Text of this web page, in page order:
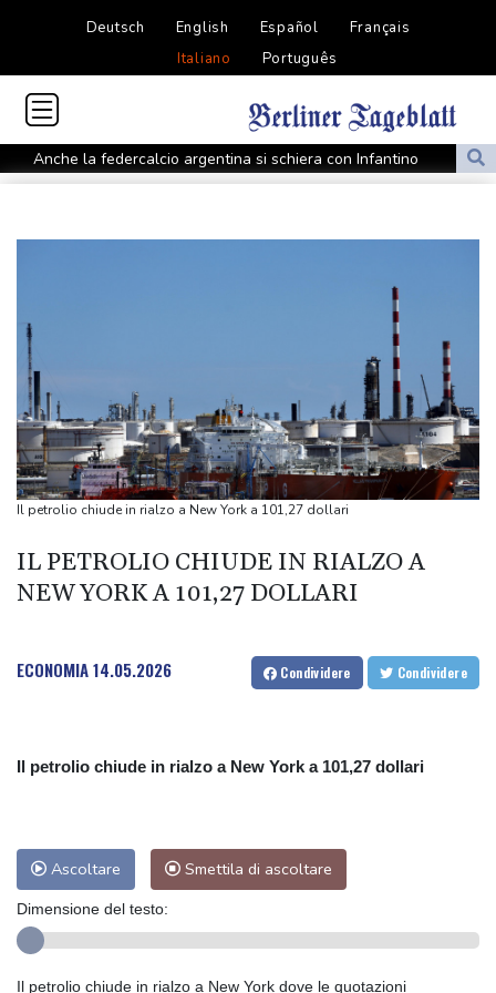
Deutsch English Español
Français
Italiano
Português
Anche la federcalcio argentina si schiera con Infantino
"La notte della tammorra" a Napoli rende omaggio a Roberto De
Porsche in pressing su Vw, 'servono decisioni veloci, in gioco il
L'Ue ricorda Marcinelle, 'l'8 agosto sia giornata per le vittime sul
lavoro'
L'Ue ricorda Marcinelle, 'l'8 agosto sia giornata per le vittime sul
lavoro'
Biennale, a Luca Guadagnino il premio Cartier Glory to the
La Federazione calcistica norvegese chiederà le dimissioni di
Infantino
Fao, prezzi alimentari +0,6% in un mese, impattano caldo e
Il petrolio chiude in rialzo a New York a 101,27 dollari
IL PETROLIO CHIUDE IN RIALZO A
NEW YORK A 101,27 DOLLARI
ECONOMIA14.05.2026 Condividere Condividere
Il petrolio chiude in rialzo a New York a 101,27 dollari
Ascoltare Smettila di ascoltare
Dimensione del testo:
Il petrolio chiude in rialzo a New York dove le quotazioni